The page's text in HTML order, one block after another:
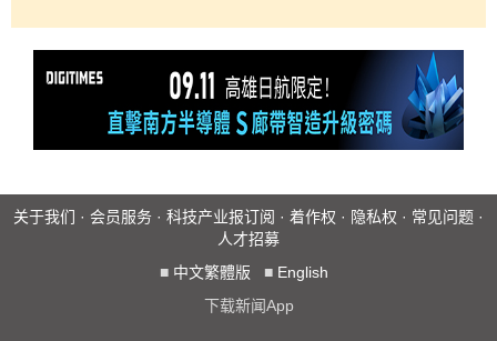
关于我们 · 会员服务 · 科技产业报订阅 · 着作权 · 隐私权 · 常见问题 ·
人才招募
■ 中文繁體版 ■ English
下载新闻App